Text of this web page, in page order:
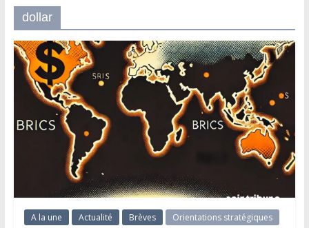
dollar
A la une Actualité Brèves Orientations stratégiques